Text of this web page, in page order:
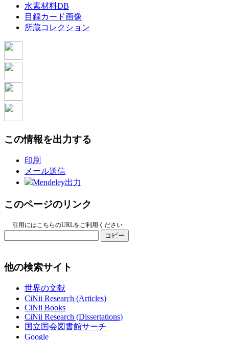
水素材料DB
目録カード画像
所蔵コレクション
この情報を出力する
印刷
メール送信
Mendeley出力
このページのリンク
引用にはこちらのURLをご利用ください
コピー
他の検索サイト
世界の文献
CiNii Research (Articles)
CiNii Books
CiNii Research (Dissertations)
国立国会図書館サーチ
Google